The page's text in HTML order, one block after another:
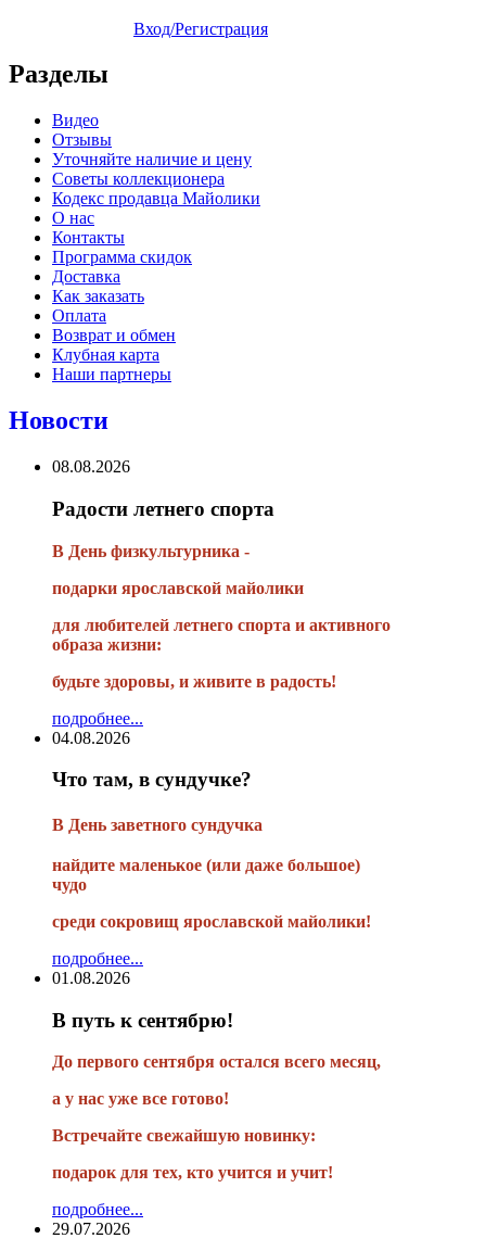
Вход/Регистрация
Разделы
Видео
Отзывы
Уточняйте наличие и цену
Советы коллекционера
Кодекс продавца Майолики
О нас
Контакты
Программа скидок
Доставка
Как заказать
Оплата
Возврат и обмен
Клубная карта
Наши партнеры
Новости
08.08.2026
Радости летнего спорта
В День физкультурника -
подарки ярославской майолики
для любителей летнего спорта и активного
образа жизни:
будьте здоровы, и живите в радость!
подробнее...
04.08.2026
Что там, в сундучке?
В День заветного сундучка
найдите маленькое (или даже большое)
чудо
среди сокровищ ярославской майолики!
подробнее...
01.08.2026
В путь к сентябрю!
До первого сентября остался всего месяц,
а у нас уже все готово!
Встречайте свежайшую новинку:
подарок для тех, кто учится и учит!
подробнее...
29.07.2026